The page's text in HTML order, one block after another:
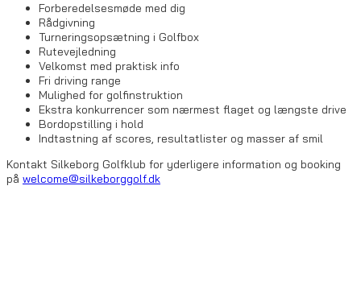
Forberedelsesmøde med dig
Rådgivning
Turneringsopsætning i Golfbox
Rutevejledning
Velkomst med praktisk info
Fri driving range
Mulighed for golfinstruktion
Ekstra konkurrencer som nærmest flaget og længste drive
Bordopstilling i hold
Indtastning af scores, resultatlister og masser af smil
Kontakt Silkeborg Golfklub for yderligere information og booking
på welcome@silkeborggolf.dk